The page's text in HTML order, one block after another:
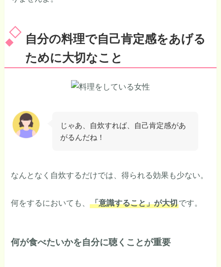
自分の料理で自己肯定感をあげる
ために大切なこと
じゃあ、自炊すれば、自己肯定感があ
がるんだね！
なんとなく自炊するだけでは、得られる効果も少ない。
何をするにおいても、「意識すること」が大切です。
何が食べたいかを自分に聴くことが重要